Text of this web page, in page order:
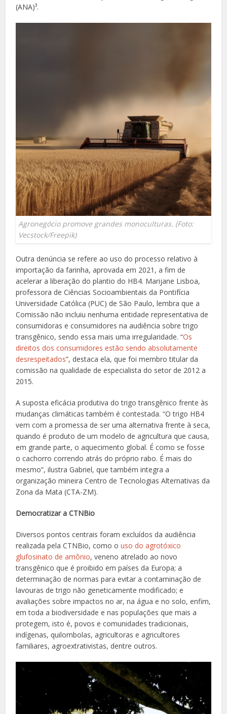
(ANA)³.
Agronegócio promove grandes monoculturas. (Foto:
Vecstock/Freepik)
Outra denúncia se refere ao uso do processo relativo à
importação da farinha, aprovada em 2021, a fim de
acelerar a liberação do plantio do HB4. Marijane Lisboa,
professora de Ciências Socioambientais da Pontifícia
Universidade Católica (PUC) de São Paulo, lembra que a
Comissão não incluiu nenhuma entidade representativa de
consumidoras e consumidores na audiência sobre trigo
transgênico, sendo essa mais uma irregularidade. “Os
direitos dos consumidores estão sendo absolutamente
desrespeitados”, destaca ela, que foi membro titular da
comissão na qualidade de especialista do setor de 2012 a
2015.
A suposta eficácia produtiva do trigo transgênico frente às
mudanças climáticas também é contestada. “O trigo HB4
vem com a promessa de ser uma alternativa frente à seca,
quando é produto de um modelo de agricultura que causa,
em grande parte, o aquecimento global. É como se fosse
o cachorro correndo atrás do próprio rabo. É mais do
mesmo”, ilustra Gabriel, que também integra a
organização mineira Centro de Tecnologias Alternativas da
Zona da Mata (CTA-ZM).
Democratizar a CTNBio
Diversos pontos centrais foram excluídos da audiência
realizada pela CTNBio, como o uso do agrotóxico
glufosinato de amônio, veneno atrelado ao novo
transgênico que é proibido em países da Europa; a
determinação de normas para evitar a contaminação de
lavouras de trigo não geneticamente modificado; e
avaliações sobre impactos no ar, na água e no solo, enfim,
em toda a biodiversidade e nas populações que mais a
protegem, isto é, povos e comunidades tradicionais,
indígenas, quilombolas, agricultoras e agricultores
familiares, agroextrativistas, dentre outros.